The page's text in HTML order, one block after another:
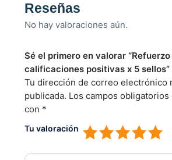
Reseñas
No hay valoraciones aún.
Sé el primero en valorar
calificaciones positivas x 5 sellos”
Tu dirección de correo electrónico
publicada. Los campos obligatorios
con *
Tu valoración